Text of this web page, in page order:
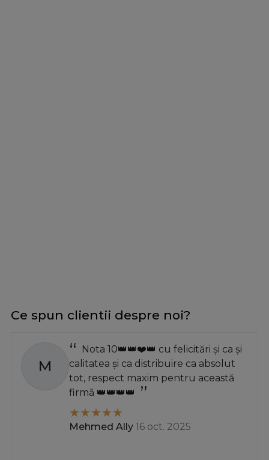
Ce spun clientii despre noi?
M
Nota 10👑👑❤️👑 cu felicitări și ca și
calitatea și ca distribuire ca absolut
tot, respect maxim pentru această
firmă 👑👑👑👑
Mehmed Ally 16 oct. 2025